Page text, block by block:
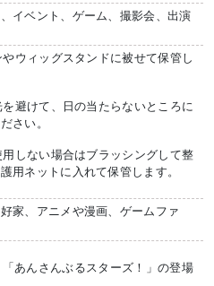
イベント、ゲーム、撮影会、出演
ウィッグスタンドに被せて保管し
避けて、日の当たらないところに
さい。
しない場合はブラッシングして整
用ネットに入れて保管します。
家、アニメや漫画、ゲームファ
あんさんぶるスターズ！」の登場